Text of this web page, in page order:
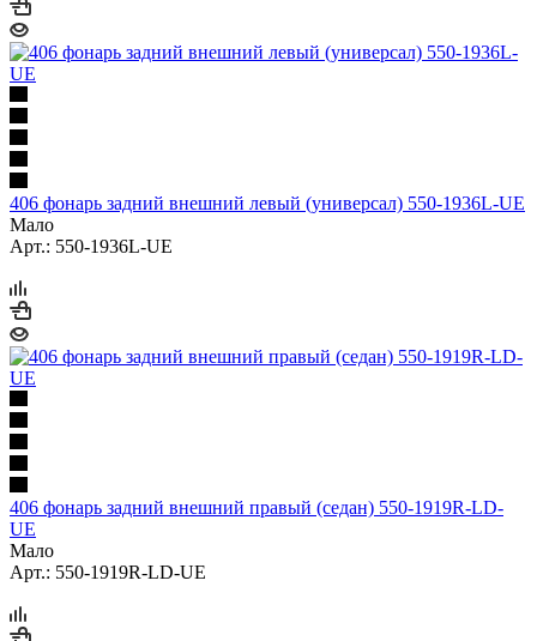
406 фонарь задний внешний левый (универсал) 550-1936L-UE
Мало
Арт.: 550-1936L-UE
406 фонарь задний внешний правый (седан) 550-1919R-LD-
UE
Мало
Арт.: 550-1919R-LD-UE